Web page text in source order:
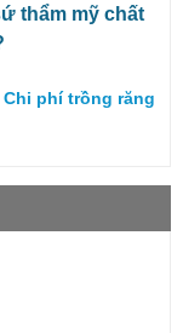
thẩm mỹ chất
phí trồng răng